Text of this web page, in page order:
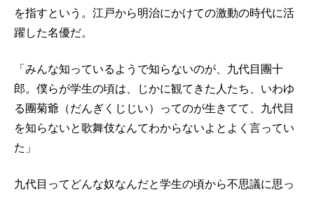
を指すという。江戸から明治にかけての激動の時代に活
躍した名優だ。
「みんな知っているようで知らないのが、九代目團十
郎。僕らが学生の頃は、じかに観てきた人たち、いわゆ
る團菊爺（だんぎくじじい）ってのが生きてて、九代目
を知らないと歌舞伎なんてわからないよとよく言ってい
た」
九代目ってどんな奴なんだと学生の頃から不思議に思っ